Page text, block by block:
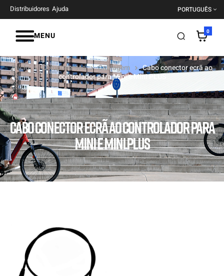
Distribuidores Ajuda PORTUGUÊS
MENU 0
CABO CONECTOR ECRÃ AO CONTROLADOR PARA
MINI E MINI PLUS
Início Componentes Cablagem
Cabo conector ecrã ao
controlador para Mini e Mini PLUS